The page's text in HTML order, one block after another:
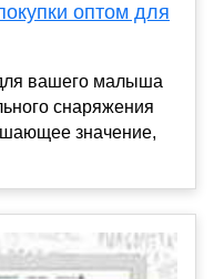
оптом для
вашего малыша
снаряжения
значение,